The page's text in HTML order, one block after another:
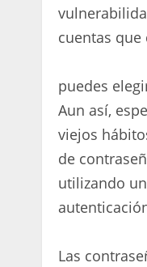
cuentas
puedes
Aun así,
viejos
de
utilizando
Las